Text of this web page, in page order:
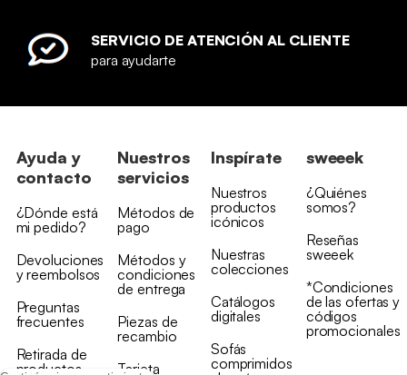
SERVICIO DE ATENCIÓN AL CLIENTE
para ayudarte
Ayuda y
contacto
¿Dónde está
mi pedido?
Devoluciones
y reembolsos
Preguntas
frecuentes
Retirada de
productos
Nuestros
servicios
Métodos de
pago
Métodos y
condiciones
de entrega
Piezas de
recambio
Tarjeta
Inspírate
Nuestros
productos
icónicos
Nuestras
colecciones
Catálogos
digitales
Sofás
comprimidos
sweeek
¿Quiénes
somos?
Reseñas
sweeek
*Condiciones
de las ofertas y
códigos
promocionales